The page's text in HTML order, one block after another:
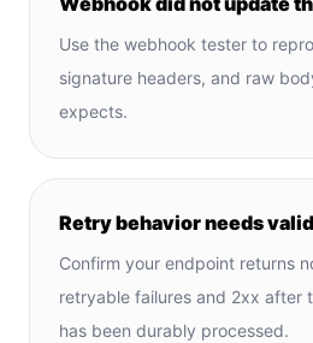
Use the webhook tester to
signature headers, and raw
expects.
Retry behavior needs
Confirm your endpoint returns
retryable failures and 2xx after
has been durably processed.